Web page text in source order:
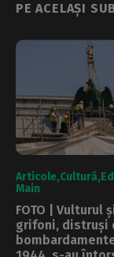
PE ACELAȘI
Articole Cultură
Main
FOTO | Vulturul
grifoni, distruși